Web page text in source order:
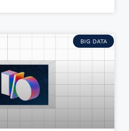
BIG DATA